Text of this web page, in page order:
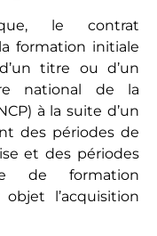
le contrat
formation initiale
titre ou d’un
national de la
à la suite d’un
des périodes de
et des périodes
de formation
l’acquisition